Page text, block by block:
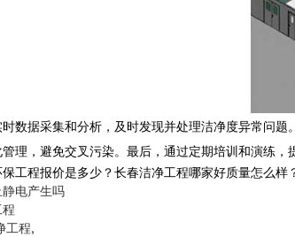
数据采集和分析，及时发现并处理洁净度异常问
理，避免交叉污染。最后，通过定期培训和演练
工程报价是多少？长春洁净工程哪家好质量怎么
电产生吗
工程,